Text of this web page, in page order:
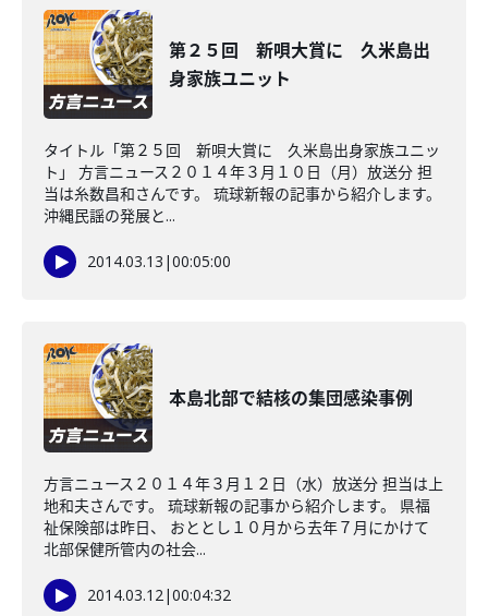
第２５回 新唄大賞に 久米島出
身家族ユニット
タイトル「第２５回 新唄大賞に 久米島出身家族ユニッ
ト」 方言ニュース２０１４年３月１０日（月）放送分 担
当は糸数昌和さんです。 琉球新報の記事から紹介します。
沖縄民謡の発展と...
2014.03.13 |00:05:00
本島北部で結核の集団感染事例
方言ニュース２０１４年３月１２日（水）放送分 担当は上
地和夫さんです。 琉球新報の記事から紹介します。 県福
祉保険部は昨日、 おととし１０月から去年７月にかけて
北部保健所管内の社会...
2014.03.12|00:04:32